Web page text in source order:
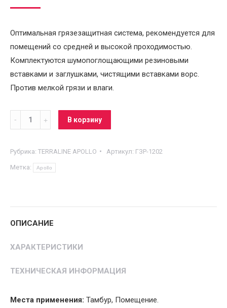
Оптимальная грязезащитная система, рекомендуется для
помещений со средней и высокой проходимостью.
Комплектуются шумопоглощающими резиновыми
вставками и заглушками, чистящими вставками ворс.
Против мелкой грязи и влаги.
Грязезащитная
решетка
Ворс
2*23
В корзину
Рубрика: TERRALINE APOLLO Артикул: ГЗР-1202
Метка: Apollo
ОПИСАНИЕ
ХАРАКТЕРИСТИКИ
ТЕХНИЧЕСКАЯ ИНФОРМАЦИЯ
Места применения: Тамбур, Помещение.